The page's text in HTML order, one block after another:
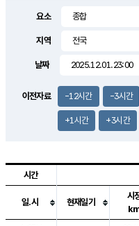
2.2m/s
요소
지역
날짜
이전자료 -12시간 -3시간
+1시간 +3시간
시간
일.시 현재일기
시